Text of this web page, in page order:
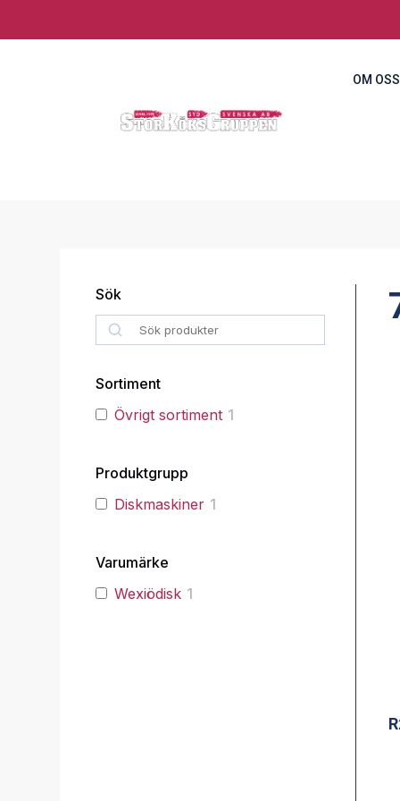
OM OSS
Sök
Search
Sortiment
Övrigt sortiment 1
Produktgrupp
Diskmaskiner 1
Varumärke
Wexiödisk 1